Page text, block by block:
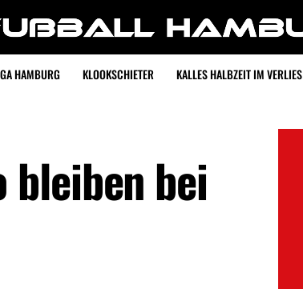
HAMBURG KLOOKSCHIETER KALLES HALBZEIT IM VERLIES
bleiben bei